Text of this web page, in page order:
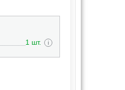
1 шт. i